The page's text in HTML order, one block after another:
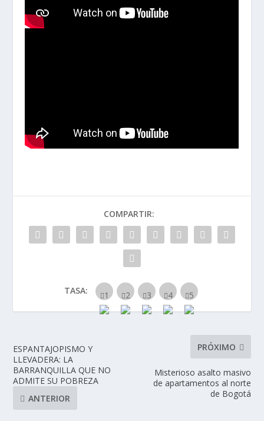
COMPARTIR:
TASA:
ESPANTAJOPISMO Y
LLEVADERA: LA
BARRANQUILLA QUE NO
ADMITE SU POBREZA
ANTERIOR
PRÓXIMO
Misterioso asalto masivo
de apartamentos al norte
de Bogotá